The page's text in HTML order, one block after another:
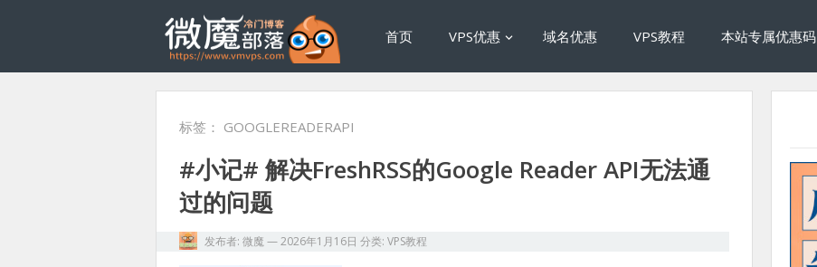
首页 VPS优惠 域名优惠 VPS教程 本站专属优惠码
标签： GOOGLEREADERAPI
#小记# 解决FreshRSS的Google Reader API无法通
过的问题
发布者: 微魔 —2026年1月16日 分类: VPS教程